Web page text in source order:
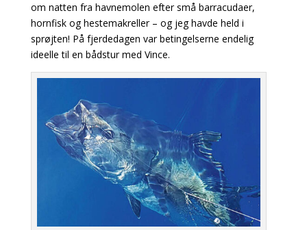
om natten fra havnemolen efter små barracudaer,
hornfisk og hestemakreller – og jeg havde held i
sprøjten! På fjerdedagen var betingelserne endelig
ideelle til en bådstur med Vince.